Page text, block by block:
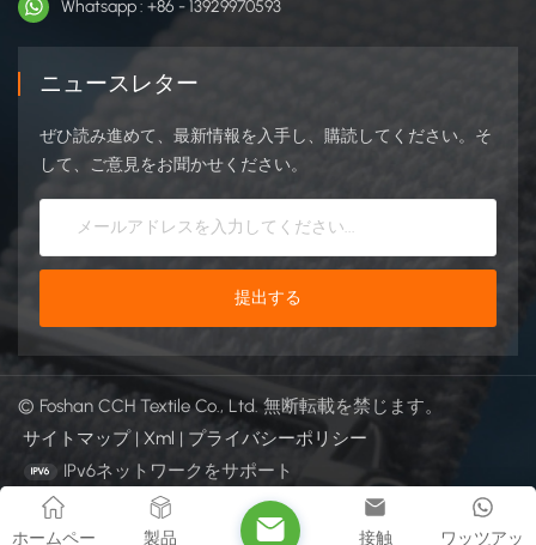
Whatsapp : +86 - 13929970593
ニュースレター
ぜひ読み進めて、最新情報を入手し、購読してください。そ
して、ご意見をお聞かせください。
© Foshan CCH Textile Co., Ltd. 無断転載を禁じます。
サイトマップ | Xml | プライバシーポリシー
IPv6ネットワークをサポート
ホームペー 製品 ワッツアッ
接触